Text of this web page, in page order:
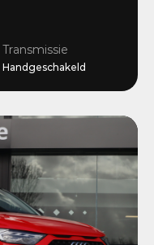
Transmissie
Handgeschakeld